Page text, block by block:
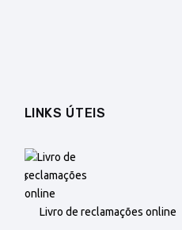
LINKS ÚTEIS
Livro de reclamações online